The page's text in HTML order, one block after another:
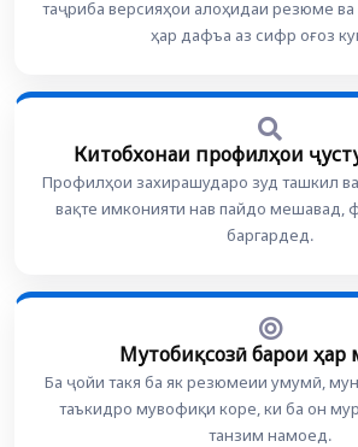
таҷриба версияҳои алоҳидаи резюме
ҳар дафъа аз сифр оғоз
Китобхонаи профилҳои
Профилҳои захирашударо зуд ташкил
вақте имконияти нав пайдо мешавад,
баргардед.
Мутобиқсозӣ барои ҳар
Ба ҷойи такя ба як резюмеии умумӣ,
таъкидро мувофиқи коре, ки ба он
танзим намоед.